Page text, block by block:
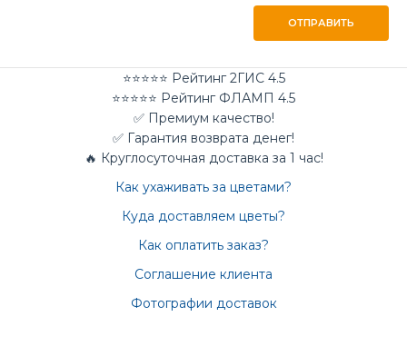
ОТПРАВИТЬ
⭐⭐⭐⭐⭐ Рейтинг 2ГИС 4.5
⭐⭐⭐⭐⭐ Рейтинг ФЛАМП 4.5
✅ Премиум качество!
✅ Гарантия возврата денег!
🔥 Круглосуточная доставка за 1 час!
Как ухаживать за цветами?
Куда доставляем цветы?
Как оплатить заказ?
Соглашение клиента
Фотографии доставок